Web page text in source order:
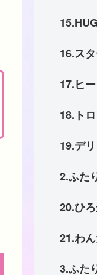
16.ス
17.ヒ
18.ト
19.デ
2.ふた
20.ひ
21.わ
3.ふた